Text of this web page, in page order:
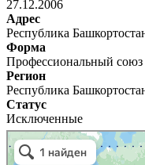
27.12.2006
Адрес
Республика
Форма
Профессиональный союз
Регион
Республика
Статус
Исключенные